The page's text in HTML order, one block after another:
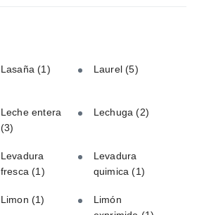
Lasaña(1) Laurel(5)
Leche entera
(3)
Lechuga(2)
Levadura
fresca(1)
Levadura
quimica(1)
Limon (1)
Limón